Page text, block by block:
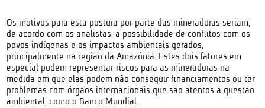
Os motivos para esta postura por parte das mineradoras seriam,
de acordo com os analistas, a possibilidade de conflitos com os
povos indígenas e os impactos ambientais gerados,
principalmente na região da Amazônia. Estes dois fatores em
especial podem representar riscos para as mineradoras na
medida em que elas podem não conseguir financiamentos ou ter
problemas com órgãos internacionais que são atentos à questão
ambiental, como o Banco Mundial.